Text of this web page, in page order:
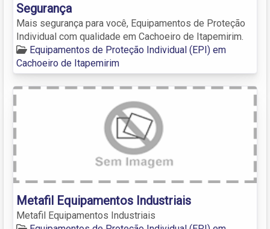
Segurança
Mais segurança para você, Equipamentos de Proteção
Individual com qualidade em Cachoeiro de Itapemirim.
Equipamentos de Proteção Individual (EPI) em
Cachoeiro de Itapemirim
Metafil Equipamentos Industriais
Metafil Equipamentos Industriais